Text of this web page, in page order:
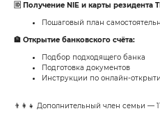
🆔 Получение NIE и карты резидента
Пошаговый план
🏦 Открытие банковского счёта:
Подбор подходящего банка
Подготовка документов
Инструкции по онлайн-
👨‍👩‍👧 Дополнительный член семьи —